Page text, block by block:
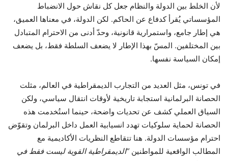
لأن الخلط بين الدولة والنظام جعل كل نقاش حول الانضباط
المؤسساتي يُقرأ كدفاع عن الحاكم. لكن الدولة، في معناها العميق،
هي إطار جامع، واستمرارية قانونية، وحدّ أدنى من الاحترام المتبادل
بين المختلفين. المسّ بهذا الإطار لا يضعف السلطة فقط، بل يضعف
إمكان السياسة نفسها.
في تونس، مثل العديد من التجارب الديمقراطية في العالم، مثلت
الحصانة البرلمانية استجابة تاريخية لأوقات انتقال سياسي، ولكن
السياق العملي كشف عن تحديات واضحة، حينما استُخدمت هذه
الحصانة لحماية سلوكيات تهدد انسيابية العمل داخل البرلمان وتقوّض
احترام مؤسسات الدولة. هنا تتقاطع النظريات الأكاديمية مع
المطالب الواقعية للمواطنين“الديمقراطية القوية ليست فقط في